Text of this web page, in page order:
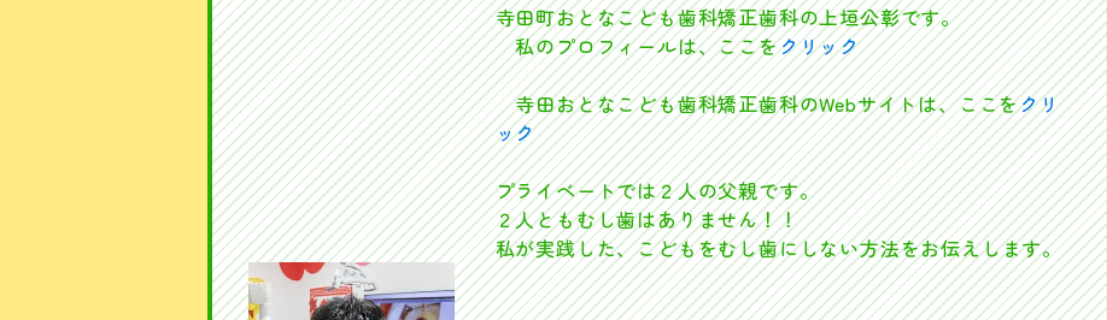
寺田町おとなこども歯科矯正歯科の上垣公彰です。
私のプロフィールは、ここをクリック
寺田おとなこども歯科矯正歯科のWebサイトは、ここをクリ
ック
プライベートでは２人の父親です。
２人ともむし歯はありません！！
私が実践した、こどもをむし歯にしない方法をお伝えします。